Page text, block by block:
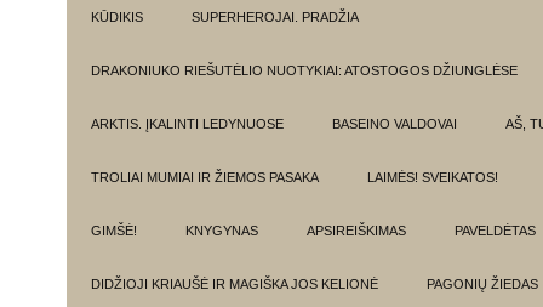
KŪDIKIS SUPERHEROJAI. PRADŽIA
DRAKONIUKO RIEŠUTĖLIO NUOTYKIAI: ATOSTOGOS DŽIUNGLĖSE
ARKTIS. ĮKALINTI LEDYNUOSE BASEINO VALDOVAI AŠ,
TROLIAI MUMIAI IR ŽIEMOS PASAKA LAIMĖS! SVEIKATOS!
GIMŠĖ! KNYGYNAS APSIREIŠKIMAS PAVELDĖTAS
DIDŽIOJI KRIAUŠĖ IR MAGIŠKA JOS KELIONĖ PAGONIŲ ŽIEDAS